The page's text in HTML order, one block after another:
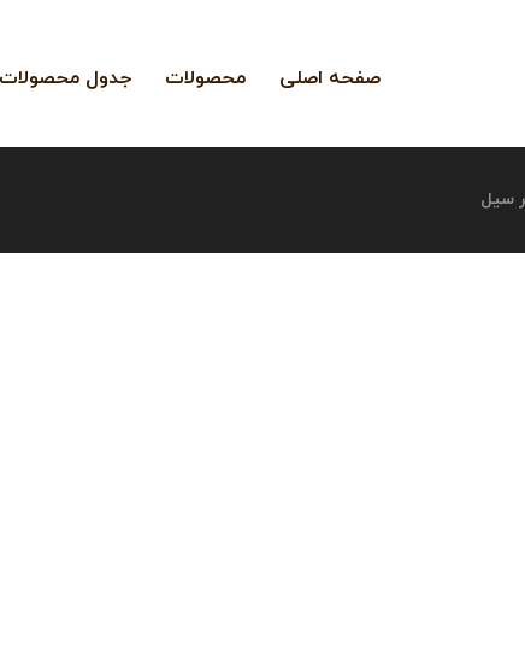
صفحه اصلی محصولات جدول محصولات
سیل